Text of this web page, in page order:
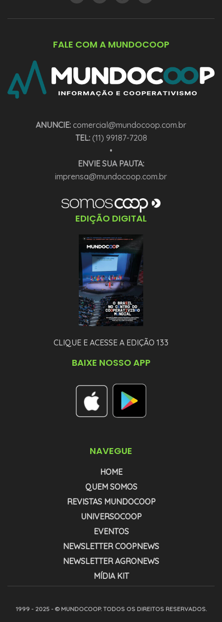
FALE COM A MUNDOCOOP
ANUNCIE: comercial@mundocoop.com.br
TEL:(11) 99187-7208
•
ENVIE SUA PAUTA:
imprensa@mundocoop.com.br
EDIÇÃO DIGITAL
CLIQUE E ACESSE A EDIÇÃO 133
BAIXE NOSSO APP
NAVEGUE
HOME
QUEM SOMOS
REVISTAS MUNDOCOOP
UNIVERSOCOOP
EVENTOS
NEWSLETTER COOPNEWS
NEWSLETTER AGRONEWS
MÍDIA KIT
1999 - 2025 - © MUNDOCOOP. TODOS OS DIREITOS RESERVADOS.